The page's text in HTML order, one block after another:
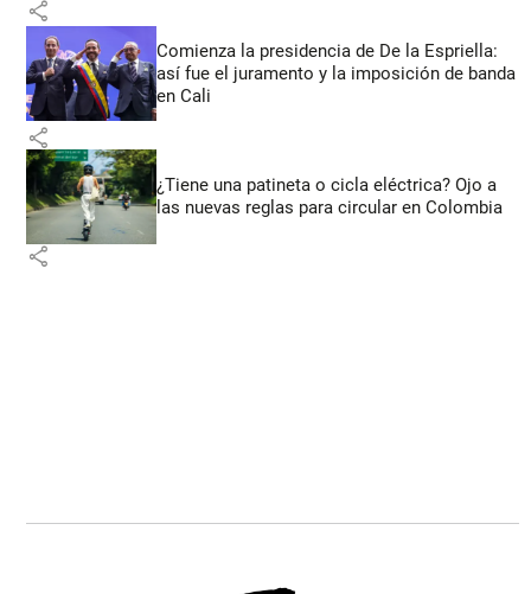
share
Comienza la presidencia de De la Espriella:
así fue el juramento y la imposición de banda
en Cali
share
¿Tiene una patineta o cicla eléctrica? Ojo a
las nuevas reglas para circular en Colombia
share